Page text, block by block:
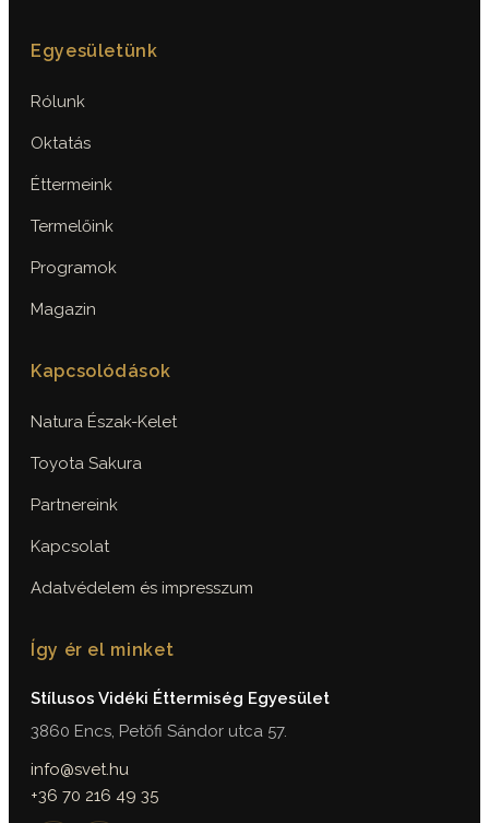
Egyesületünk
Rólunk
Oktatás
Éttermeink
Termelőink
Programok
Magazin
Kapcsolódások
Natura Észak-Kelet
Toyota Sakura
Partnereink
Kapcsolat
Adatvédelem és impresszum
Így ér el minket
Stílusos Vidéki Éttermiség Egyesület
3860 Encs, Petőfi Sándor utca 57.
info@svet.hu
+36 70 216 49 35